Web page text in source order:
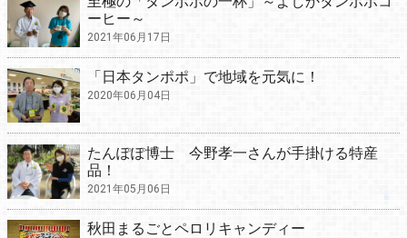
ーヒー～
2021年06月17日
「日本タンポポ」で地域を元気に！
2020年06月04日
たんぽぽ博士 今野孝一さんが手掛ける特産
品！
2021年05月06日
秋田まるごとペロリキャンディー